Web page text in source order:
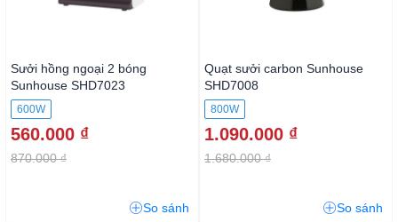
Sưởi hồng ngoại 2 bóng
Sunhouse SHD7023
600W
560.000 ₫
870.000 ₫
So sánh
Quạt sưởi carbon Sunhouse
SHD7008
800W
1.090.000 ₫
1.680.000 ₫
So sánh